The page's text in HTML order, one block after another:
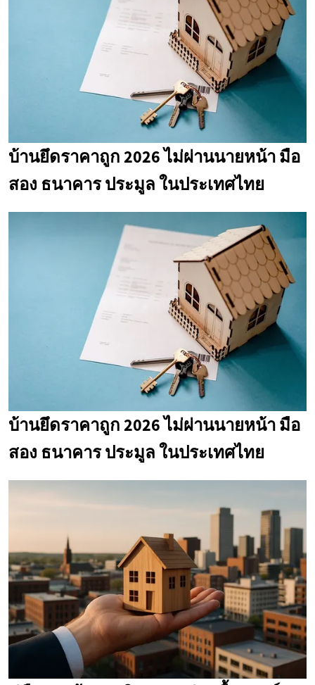
บ้านยึดราคาถูก 2026 ไม่ผ่านนายหน้า มือ
สอง ธนาคาร ประมูล ในประเทศไทย
บ้านยึดราคาถูก 2026 ไม่ผ่านนายหน้า มือ
สอง ธนาคาร ประมูล ในประเทศไทย